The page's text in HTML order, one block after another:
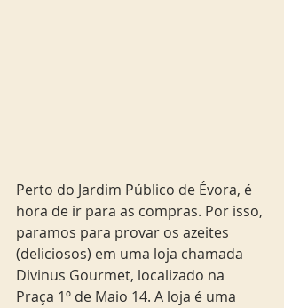
Perto do Jardim Público de Évora, é
hora de ir para as compras. Por isso,
paramos para provar os azeites
(deliciosos) em uma loja chamada
Divinus Gourmet, localizado na
Praça 1º de Maio 14. A loja é uma